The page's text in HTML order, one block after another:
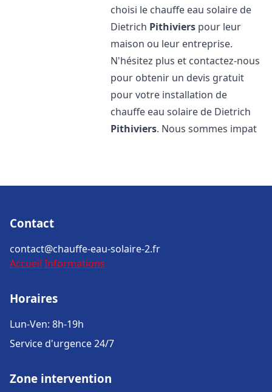
choisi le chauffe eau solaire de
Dietrich Pithiviers pour leur
maison ou leur entreprise.
N'hésitez plus et contactez-nous
pour obtenir un devis gratuit
pour votre installation de
chauffe eau solaire de Dietrich
Pithiviers. Nous sommes impat
Contact
contact@chauffe-eau-solaire-2.fr
Accueil Informations
Horaires
Lun-Ven: 8h-19h
Service d'urgence 24/7
Zone intervention